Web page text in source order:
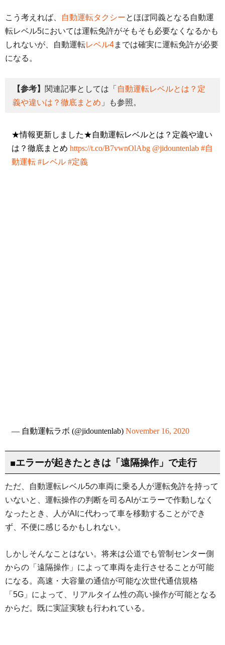
こう考えれば、 自動運転タクシーとほぼ同義となる自動運
転レベル5においては運転免許がそもそも必要なくなるかも
しれないが、自動運転レベル4までは確実に運転免許が必要
になる。
【参考】 関連記事としては「 自動運転レベルとは？定
義や違いは？徹底まとめ 」も参照。
★情報更新しました★自動運転レベルとは？定義や違い
は？徹底まとめ https://t.co/B7vwnOlAbg @jidountenlab #自
動運転 #レベル #定義
— 自動運転ラボ (@jidountenlab) November 16, 2020
■エラーが起きたときは「遠隔操作」で走行
ただ、自動運転レベル5の車両に乗る人が運転免許を持って
いないと、運転操作の判断を司るAIがエラーで作動しなく
なったとき、人がAIに代わって車を移動することができ
ず、不便に感じるかもしれない。
しかしそんなことはない。将来は公道でも管制センター側
からの「遠隔操作」によって車両を走行させることが可能
になる。高速・大容量の通信が可能な次世代通信規格
「5G」によって、リアルタイム性の高い操作が可能となる
からだ。既に実証実験も行われている。